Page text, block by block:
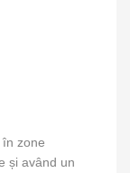
zone
și având un